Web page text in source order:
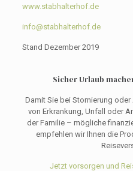
www.stabhalterhof.de
info@stabhalterhof.de
Stand Dezember 2019
Sicher Urlaub
Damit Sie bei Stornierung
von Erkrankung, Unfall oder
der Familie – mögliche
empfehlen wir Ihnen die
Jetzt vorsorgen und